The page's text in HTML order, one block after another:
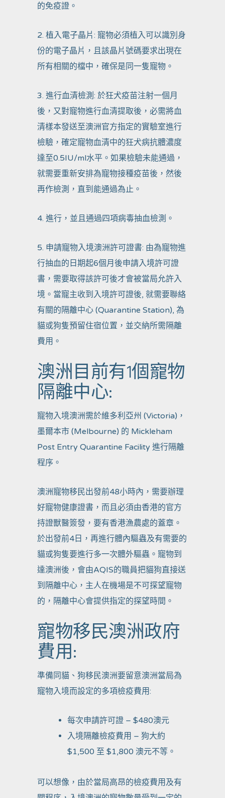
的免疫證。
2. 植入電子晶片: 寵物必須植入可以識別身
份的電子晶片，且該晶片號碼要求出現在
所有相關的檔中，確保是同一隻寵物。
3. 進行血清檢測: 於狂犬疫苗注射一個月
後，又對寵物進行血清提取後，必需將血
清樣本發送至澳洲官方指定的實驗室進行
檢驗，確定寵物血清中的狂犬病抗體濃度
達至0.5IU/ml水平。如果檢驗未能通過，
就需要重新安排為寵物接種疫苗後，然後
再作檢測，直到能通過為止。
4. 進行，並且通過四項病毒抽血檢測。
5. 申請寵物入境澳洲許可證書: 由為寵物進
行抽血的日期起6個月後申請入境許可證
書，需要取得該許可後才會被當局允許入
境。當寵主收到入境許可證後, 就需要聯絡
有關的隔離中心 (Quarantine Station), 為
貓或狗隻預留住宿位置，並交納所需隔離
費用。
澳洲目前有1個寵物
隔離中心:
寵物入境澳洲需於維多利亞州 (Victoria)，
墨爾本市 (Melbourne) 的 Mickleham
Post Entry Quarantine Facility 進行隔離
程序。
澳洲寵物移民出發前48小時內，需要辦理
好寵物健康證書，而且必須由香港的官方
持證獸醫簽發，要有香港漁農處的蓋章。
於出發前4日，再進行體內驅蟲及有需要的
貓或狗隻要進行多一次體外驅蟲。寵物到
達澳洲後，會由AQIS的職員把貓狗直接送
到隔離中心，主人在機場是不可探望寵物
的，隔離中心會提供指定的探望時間。
寵物移民澳洲政府
費用:
準備同貓、狗移民澳洲要留意澳洲當局為
寵物入境而設定的多項檢疫費用:
每次申請許可證 – $480澳元
入境隔離檢疫費用 – 狗大約
$1,500 至 $1,800 澳元不等。
可以想像，由於當局高昂的檢疫費用及有